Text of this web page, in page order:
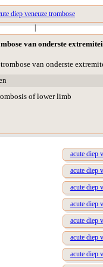
diep veneuze trombose
|
van onderste
van onderste
of lower limb
acute diep
acute diep
acute diep
acute diep
acute diep
acute diep
acute diep